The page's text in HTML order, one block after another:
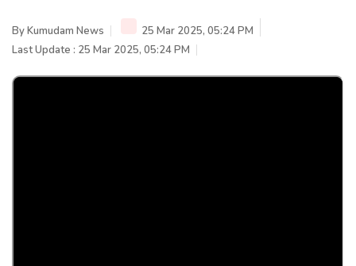
ByKumudam News
25 Mar 2025, 05:24 PM
Last Update : 25 Mar 2025, 05:24 PM